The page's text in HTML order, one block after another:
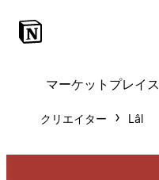
マーケットプレイス
クリエイター Lâl